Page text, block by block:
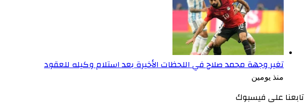
تغير وجهة محمد صلاح في اللحظات الأخيرة بعد استلام وكيله للعقود
منذ يومين
تابعنا على فيسبوك